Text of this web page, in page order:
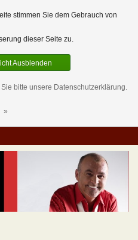
0 Artikel
stimmen Sie dem Gebrauch von
dieser Seite zu.
Ausblenden
bitte unsere Datenschutzerklärung.
»